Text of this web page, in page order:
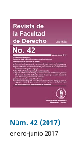
Núm. 42 (2017)
enero-junio 2017